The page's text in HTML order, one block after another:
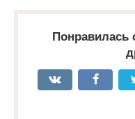
Понравилась